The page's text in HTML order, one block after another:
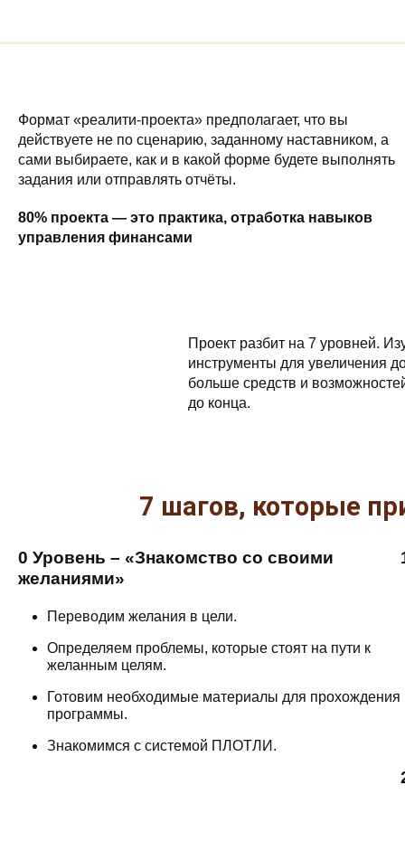
Формат «реалити-проекта» предполагает, что вы
действуете не по сценарию, заданному наставником, а
сами выбираете, как и в какой форме будете выполнять
задания или отправлять отчёты.
80% проекта — это практика, отработка навыков
управления финансами
Проект разбит на 7 уровней.
инструменты для увеличения
больше средств и
до конца.
7 шагов, которые
0 Уровень – «Знакомство со своими
желаниями»
Переводим желания в цели.
Определяем проблемы, которые стоят на пути к
желанным целям.
Готовим необходимые материалы для прохождения
программы.
Знакомимся с системой ПЛОТЛИ.